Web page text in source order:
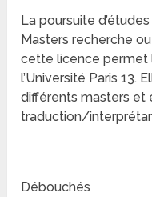
La poursuite
Masters recherche
cette licence permet
l’Université Paris 13.
différents masters et
traduction/
Débouchés